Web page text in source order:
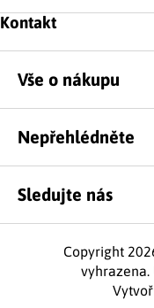
Zápatí
Kontakt
Vše o nákupu
Nepřehlédněte
Sledujte nás
Copyright
vyhrazena.